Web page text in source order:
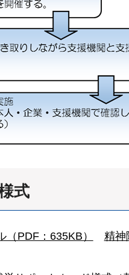
式
PDF：635KB）
精神